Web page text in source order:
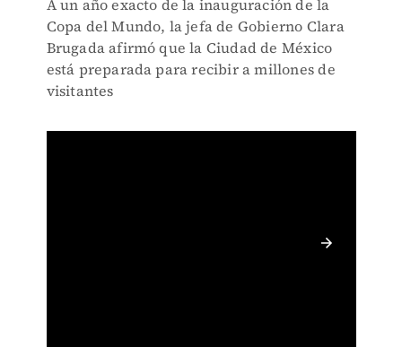
A un año exacto de la inauguración de la
Copa del Mundo, la jefa de Gobierno Clara
Brugada afirmó que la Ciudad de México
está preparada para recibir a millones de
visitantes